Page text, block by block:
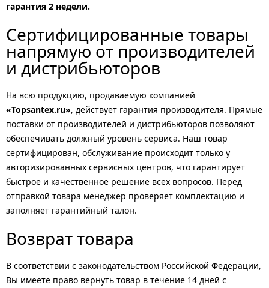
гарантия 2 недели.
Сертифицированные товары
напрямую от производителей
и дистрибьюторов
На всю продукцию, продаваемую компанией
«Topsantex.ru», действует гарантия производителя. Прямые
поставки от производителей и дистрибьюторов позволяют
обеспечивать должный уровень сервиса. Наш товар
сертифицирован, обслуживание происходит только у
авторизированных сервисных центров, что гарантирует
быстрое и качественное решение всех вопросов. Перед
отправкой товара менеджер проверяет комплектацию и
заполняет гарантийный талон.
Возврат товара
В соответствии с законодательством Российской Федерации,
Вы имеете право вернуть товар в течение 14 дней с